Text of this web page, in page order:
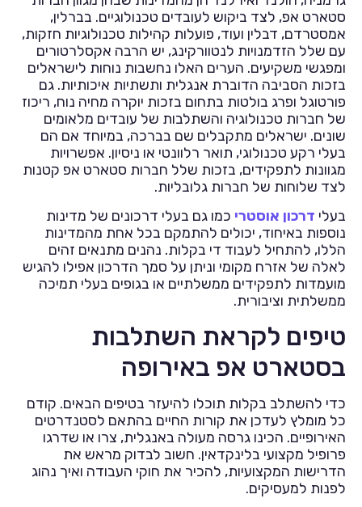
סטארט אפ, לצד ביקוש לעובדים טכנולוגיים. בברלין,
אמסטרדם, דבלין ועוד, פועלות קהילות טכנולוגיות חזקות,
עם שלל הזדמנויות לנטוורקינג, יש הרבה אקסלרטורים
ומפגשי משקיעים. הערים האלו נחשבות נוחות לישראלים
בזכות הסביבה הדוברת אנגלית ותשתיות איכותיות. גם
פורטוגל ופרג בולטות בתחום בזכות יוקרה מחיה נוח, ריכוז
של חברות טכנולוגיה והשתלבות של עובדים מלאומים
שונים. ישראלים מתקבלים שם בברכה, במיוחד אם הם
בעלי רקע טכנולוגי, תואר רלוונטי או ניסיון. אפשרויות
מגוונות לתפקידים, בזכות שלל חברות סטארט אפ קטנות
לצד שלוחות של חברות גלובליות.
בעלי דרכון אוסטרי כמו גם בעלי דרכונים של מדינות
נוספות באיחוד, יכולים להתמקם בכל אחת מהמדינות
הללו, להתחיל לעבוד די בקלות. נהנים מתנאים זהים
לאלה של אזרח מקומי וניתן על סמך הדרכון אפילו להגיש
מועמדות לתפקידים ממשלתיים או בגופים בעלי תמיכה
ממשלתית וציבורית.
טיפים לקראת השתלבות
בסטארט אפ באירופה
כדי להשתלב בקלות תוכלו להיעזר בטיפים הבאים. קודם
כל מומלץ לעדכן את קורות החיים בהתאם לסטנדרטים
האירופיים. הכינו גרסה מעולה באנגלית, צרו או שדרגו
פרופיל מקצועי בלינקדאין. חשוב לבדוק מראש את
הדרישות המקצועיות, להכיר את חוקי העבודה ואיך נהוג
לפנות למעסיקים.